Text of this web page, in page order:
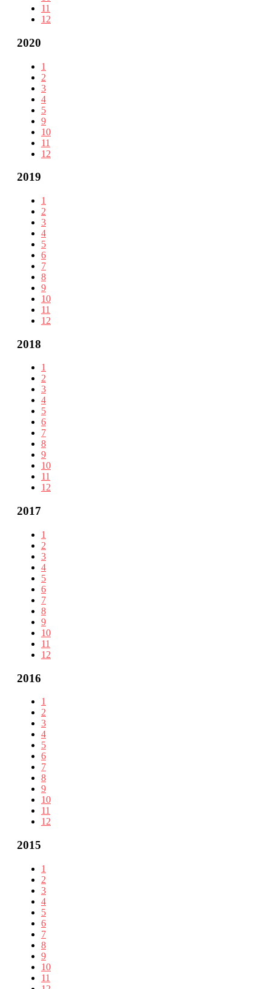
11
12
2020
1
2
3
4
5
9
10
11
12
2019
1
2
3
4
5
6
7
8
9
10
11
12
2018
1
2
3
4
5
6
7
8
9
10
11
12
2017
1
2
3
4
5
6
7
8
9
10
11
12
2016
1
2
3
4
5
6
7
8
9
10
11
12
2015
1
2
3
4
5
6
7
8
9
10
11